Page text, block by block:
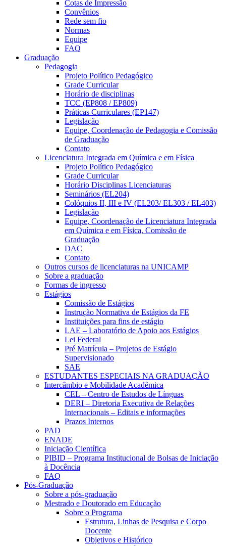
Cotas de Impressão
Convênios
Rede sem fio
Normas
Equipe
FAQ
Graduação
Pedagogia
Projeto Político Pedagógico
Grade Curricular
Horário de disciplinas
TCC (EP808 / EP809)
Práticas Curriculares (EP147)
Legislação
Equipe, Coordenação de Pedagogia e Comissão
de Graduação
Contato
Licenciatura Integrada em Química e em Física
Projeto Político Pedagógico
Grade Curricular
Horário Disciplinas Licenciaturas
Seminários (EL204)
Colóquios II, III e IV (EL203/ EL303 / EL403)
Legislação
Equipe, Coordenação de Licenciatura Integrada
em Química e em Física, Comissão de
Graduação
DAC
Contato
Outros cursos de licenciaturas na UNICAMP
Sobre a graduação
Formas de ingresso
Estágios
Comissão de Estágios
Instrução Normativa de Estágios da FE
Instituições para fins de estágio
LAE – Laboratório de Apoio aos Estágios
Lei Federal
Pré Matrícula – Projetos de Estágio
Supervisionado
SAE
ESTUDANTES ESPECIAIS NA GRADUAÇÃO
Intercâmbio e Mobilidade Acadêmica
CEL – Centro de Estudos de Línguas
DERI – Diretoria Executiva de Relações
Internacionais – Editais e informações
Prazos Internos
PAD
ENADE
Iniciação Científica
PIBID – Programa Institucional de Bolsas de Iniciação
à Docência
FAQ
Pós-Graduação
Sobre a pós-graduação
Mestrado e Doutorado em Educação
Sobre o Programa
Estrutura, Linhas de Pesquisa e Corpo
Docente
Objetivos e Histórico